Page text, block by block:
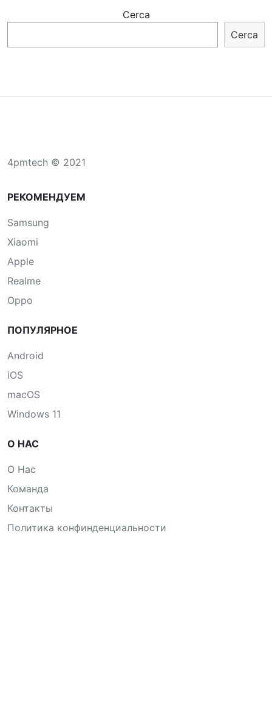
Cerca
Cerca
4pmtech © 2021
РЕКОМЕНДУЕМ
Samsung
Xiaomi
Apple
Realme
Oppo
ПОПУЛЯРНОЕ
Android
iOS
macOS
Windows 11
О НАС
О Нас
Команда
Контакты
Политика конфинденциальности